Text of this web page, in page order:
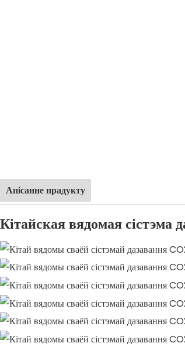
Апісанне прадукту
Кітайская вядомая сістэма